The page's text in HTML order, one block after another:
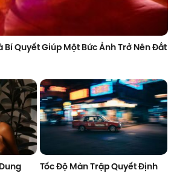
Bí Quyết Giúp Một Bức Ảnh Trở Nên Đắt
Tốc Độ Màn Trập Quyết Định